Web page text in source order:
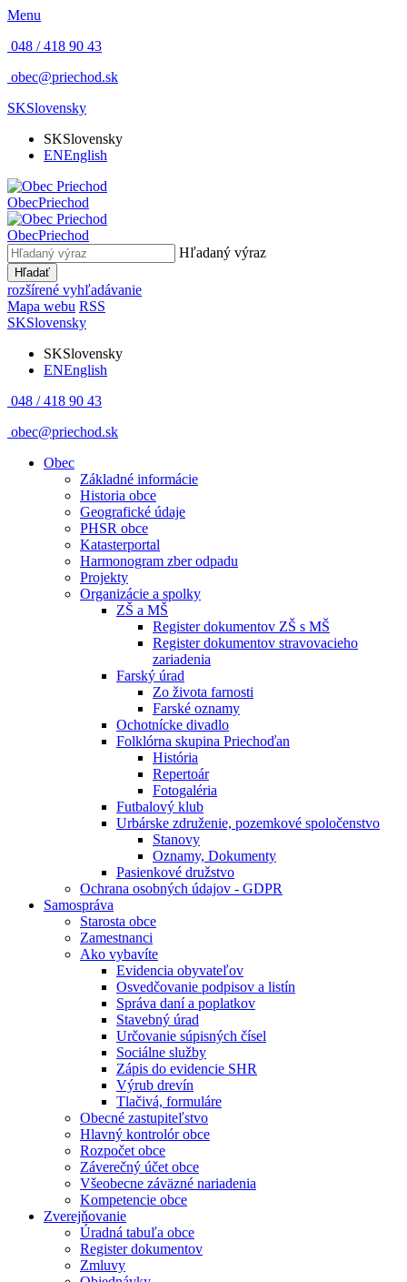
Menu
048 / 418 90 43
obec@priechod.sk
SKSlovensky
SKSlovensky
ENEnglish
ObecPriechod
ObecPriechod
Hľadaný výraz
Hľadať
rozšírené vyhľadávanie
Mapa webu RSS
SKSlovensky
SKSlovensky
ENEnglish
048 / 418 90 43
obec@priechod.sk
Obec
Základné informácie
Historia obce
Geografické údaje
PHSR obce
Katasterportal
Harmonogram zber odpadu
Projekty
Organizácie a spolky
ZŠ a MŠ
Register dokumentov ZŠ s MŠ
Register dokumentov stravovacieho
zariadenia
Farský úrad
Zo života farnosti
Farské oznamy
Ochotnícke divadlo
Folklórna skupina Priechoďan
História
Repertoár
Fotogaléria
Futbalový klub
Urbárske združenie, pozemkové spoločenstvo
Stanovy
Oznamy, Dokumenty
Pasienkové družstvo
Ochrana osobných údajov - GDPR
Samospráva
Starosta obce
Zamestnanci
Ako vybavíte
Evidencia obyvateľov
Osvedčovanie podpisov a listín
Správa daní a poplatkov
Stavebný úrad
Určovanie súpisných čísel
Sociálne služby
Zápis do evidencie SHR
Výrub drevín
Tlačivá, formuláre
Obecné zastupiteľstvo
Hlavný kontrolór obce
Rozpočet obce
Záverečný účet obce
Všeobecne záväzné nariadenia
Kompetencie obce
Zverejňovanie
Úradná tabuľa obce
Register dokumentov
Zmluvy